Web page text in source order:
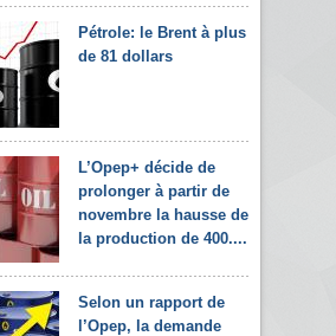
Pétrole: le Brent à plus
de 81 dollars
L’Opep+ décide de
prolonger à partir de
novembre la hausse de
la production de 400....
Selon un rapport de
l’Opep, la demande